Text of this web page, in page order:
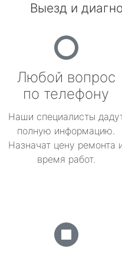
Выезд и
Любой вопрос
по телефону
Наши специалисты
полную информацию.
Назначат цену ремонта
время работ.